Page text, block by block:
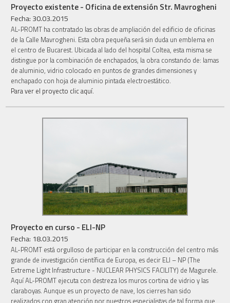
Proyecto existente - Oficina de extensión Str. Mavrogheni
Fecha: 30.03.2015
AL-PROMT ha contratado las obras de ampliación del edificio de oficinas
de la Calle Mavrogheni. Esta obra pequeña será sin duda un emblema en
el centro de Bucarest. Ubicada al lado del hospital Coltea, esta misma se
distingue por la combinación de enchapados, la obra constando de: lamas
de aluminio, vidrio colocado en puntos de grandes dimensiones y
enchapado con hoja de aluminio pintada electroestático.
Para ver el proyecto clic aquí.
Proyecto en curso - ELI-NP
Fecha: 18.03.2015
AL-PROMT está orgulloso de participar en la construcción del centro más
grande de investigación científica de Europa, es decir ELI – NP (The
Extreme Light Infrastructure - NUCLEAR PHYSICS FACILITY) de Magurele.
Aquí AL-PROMT ejecuta con destreza los muros cortina de vidrio y las
claraboyas. Aunque es un proyecto de nave, los cierres han sido
realizados con gran atención por nuestros especialistas de tal forma que